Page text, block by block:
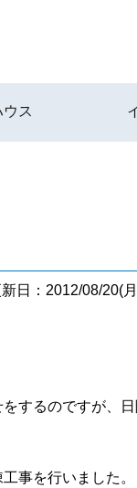
ス
日：2012/08/20(
するのですが、
事を行いました。